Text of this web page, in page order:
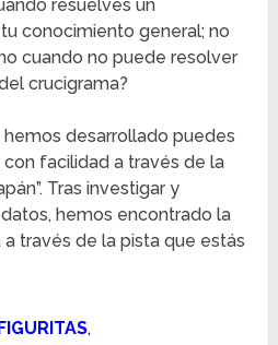
resuelves un
conocimiento general; no
cuando no puede resolver
crucigrama?
hemos desarrollado puedes
facilidad a través de la
Tras investigar y
hemos encontrado la
través de la pista que estás
FIGURITAS,